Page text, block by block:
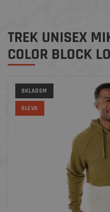
TREK UNISEX
COLOR BLOCK
SKLADEM
SLEVA